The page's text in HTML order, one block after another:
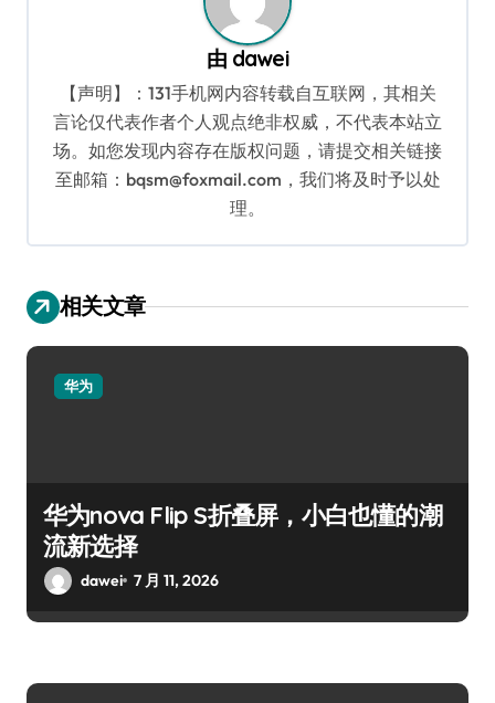
由 dawei
【声明】：131手机网内容转载自互联网，其相关
言论仅代表作者个人观点绝非权威，不代表本站立
场。如您发现内容存在版权问题，请提交相关链接
至邮箱：bqsm@foxmail.com，我们将及时予以处
理。
相关文章
华为
华为nova Flip S折叠屏，小白也懂的潮
流新选择
dawei 7 月 11, 2026